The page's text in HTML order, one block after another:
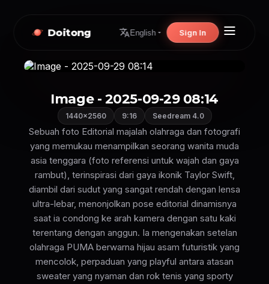
Doitong English Sign In
Image - 2025-09-29 08:14
1440×2560 9:16 Seedream 4.0
Sebuah foto Editorial majalah olahraga dan fotografi
yang memukau menampilkan seorang wanita muda
asia tenggara (foto referensi untuk wajah dan gaya
rambut), terinspirasi dari gaya ikonik Taylor Swift,
diambil dari sudut yang sangat rendah dengan lensa
ultra-lebar, menonjolkan pose editorial dinamisnya
saat ia condong ke arah kamera dengan satu kaki
terentang dengan anggun. Ia mengenakan setelan
olahraga PUMA berwarna hijau asam futuristik yang
mencolok, perpaduan yang playful antara atasan
sweater yang nyaman dan rok tenis yang sporty